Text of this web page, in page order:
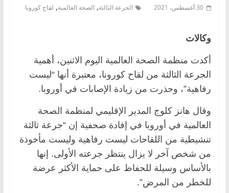
30 أغسطس، 2021 الجرعة الثالثة, الصحة العالمية, لقاح كورونا
وكالات
أكدت منظمة الصحة العالمية اليوم الاثنين، أهمية
الجرعة الثالثة من لقاح كورونا، معتبرة أنها “ليست
رفاهية”، وحذرت من زيادة الإصابات في أوروبا.
وقال هانز كلوج المدير الإقليمي لمنظمة الصحة
العالمية في أوروبا في إفادة صحفية إن “جرعة ثالثة
تنشيطية من اللقاحات ليست رفاهية وليست مأخوذة
من شخص آخر لا يزال ينتظر جرعته الأولى. إنها
بالأساس وسيلة للحفاظ على حماية الأكثر عرضة
للخطر من المرض”.